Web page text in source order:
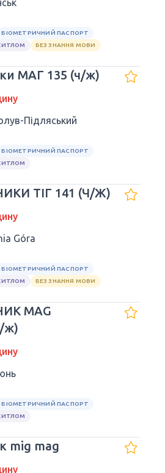
БІОМЕТРИЧНИЙ ПАСПОРТ
БЕЗ ЗНАННЯ МОВИ
МАГ 135 (ч/ж)
Підляський
БІОМЕТРИЧНИЙ ПАСПОРТ
ТІГ 141 (Ч/Ж)
Góra
БІОМЕТРИЧНИЙ ПАСПОРТ
БЕЗ ЗНАННЯ МОВИ
MAG
ж)
БІОМЕТРИЧНИЙ ПАСПОРТ
mig mag